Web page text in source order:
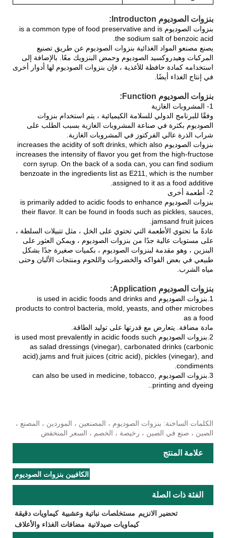
بنزوات الصوديوم Introducton:
بنزوات الصوديوم is a common type of food preservative and is
the sodium salt of benzoic acid.
يصنع مصنعو المواد الغذائية بنزوات الصوديوم عن طريق تصنيع
المركبات وهيدروكسيد الصوديوم وحمض البنزويك معًا. بالإضافة إلى
استخدامه كمادة حافظة للأغذية ، فإن بنزوات الصوديوم لها أدوار أخرى
في إنتاج الغذاء أيضًا.
بنزوات الصوديوم Function:
1- المشروبات الغازية
وفقًا للبرنامج الدولي للسلامة الكيميائية ، يتم استخدام بنزوات
الصوديوم بكثرة في صناعة المشروبات الغازية بسبب الطلب على
شراب الذرة عالي الفركتوز في المشروبات الغازية.
بنزوات الصوديوم increases the acidity of soft drinks, which also
increases the intensity of flavor you get from the high-fructose
corn syrup. On the back of a soda can, you can find sodium
benzoate in the ingredients list as E211, which is the number
assigned to it as a food additive.
2- أطعمة أخرى
بنزوات الصوديوم is primarily added to acidic foods to enhance
their flavor. It can be found in foods such as pickles, sauces,
jamsand fruit juices.
عادةً ما تحتوي الأطعمة التي تحتوي على الخل ، مثل تتبيلات السلطة ،
على مستويات عالية جدًا من بنزوات الصوديوم ، ويمكن العثور على
البنزين ، وهو مقدمة لبنزوات الصوديوم ، بكميات صغيرة جدًا بشكل
طبيعي في بعض الفواكه والخضروات واللحوم ومنتجات الألبان وحتى
مياه الشرب.
بنزوات الصوديوم Application:
1.بنزوات الصوديوم is used in acidic foods and drinks and
products to control bacteria, mold, yeasts, and other microbes
as a food
مادة مضافة. يتعارض مع قدرتها على توليد الطاقة.
2.بنزوات الصوديوم is used most prevalently in acidic foods such
as salad dressings (vinegar), carbonated drinks (carbonic
acid),jams and fruit juices (citric acid), pickles (vinegar), and
condiments.
3.بنزوات الصوديوم can also be used in medicine, tobacco,
printing and dyeing..
الكلمات الساخنة: بنزوات الصوديوم ، المصنعين ، الموردين ، المصنع ،
الصين ، صنع في الصين ، رخيصة ، الخصم ، السعر المنخفض
علامة المنتج
الكافيين بنزوات الصوديوم
الفئة ذات الصلة
كيماويات دقيقة مستخلصات نباتية وعشبية تحضير الانزيم
مضافات الغذاء والأعلاف كيماويات صيدلانية